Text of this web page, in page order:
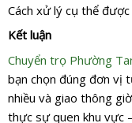
Cách xử lý cụ thể
Kết luận
Chuyển trọ Phường
bạn chọn đúng đơn vị
nhiều và giao thông
thực sự quen khu vực